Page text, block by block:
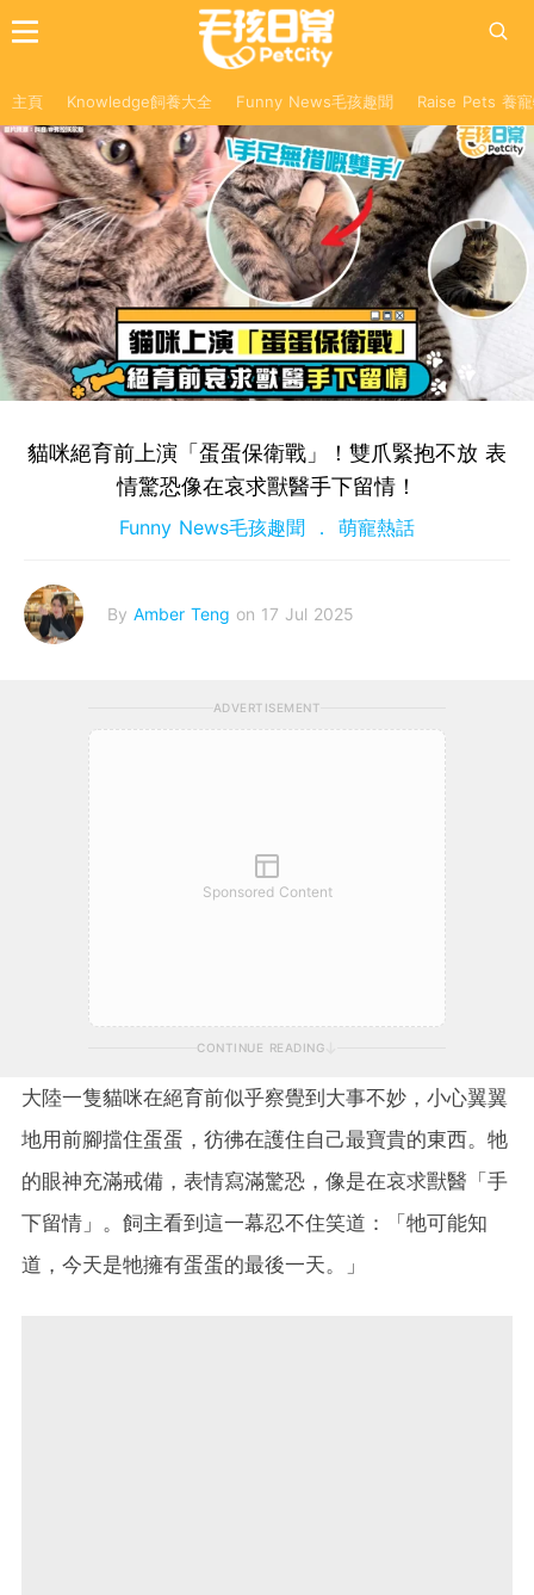
主頁 Knowledge飼養大全 Funny News毛孩趣聞 Raise Pets 養
貓咪絕育前上演「蛋蛋保衛戰」！雙爪緊抱不放 表
情驚恐像在哀求獸醫手下留情！
Funny News毛孩趣聞 萌寵熱話
By Amber Teng on 17 Jul 2025
ADVERTISEMENT
Sponsored Content
CONTINUE READING
大陸一隻貓咪在絕育前似乎察覺到大事不妙，小心翼翼
地用前腳擋住蛋蛋，彷彿在護住自己最寶貴的東西。牠
的眼神充滿戒備，表情寫滿驚恐，像是在哀求獸醫「手
下留情」。飼主看到這一幕忍不住笑道：「牠可能知
道，今天是牠擁有蛋蛋的最後一天。」